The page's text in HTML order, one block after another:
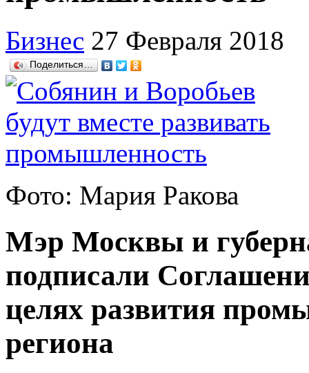
Бизнес 27 Февраля 2018
Поделиться…
Фото: Мария Ракова
Мэр Москвы и
подписали
целях развития
региона